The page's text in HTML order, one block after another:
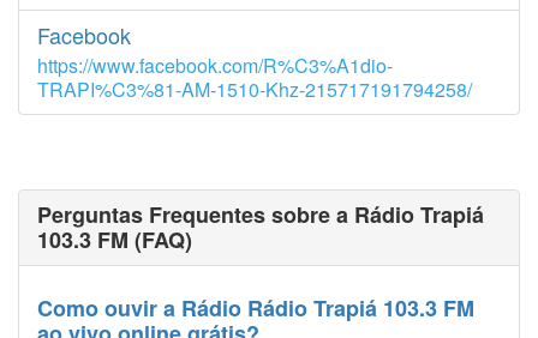
Facebook
https://www.facebook.com/R%C3%A1dio-
TRAPI%C3%81-AM-1510-Khz-215717191794258/
Perguntas Frequentes sobre a Rádio Trapiá
103.3 FM (FAQ)
Como ouvir a Rádio Rádio Trapiá 103.3 FM